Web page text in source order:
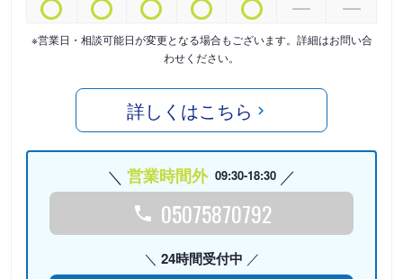
※営業日・相談可能日が変更となる場合もございます。詳細はお問い合
わせください。
詳しくはこちら
営業時間外 09:30-18:30
05075870792
24時間受付中